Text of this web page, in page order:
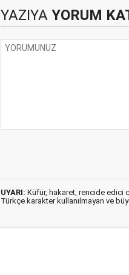
YAZIYA YORUM
UYARI: Küfür, hakaret, rencide edici
Türkçe karakter kullanılmayan ve